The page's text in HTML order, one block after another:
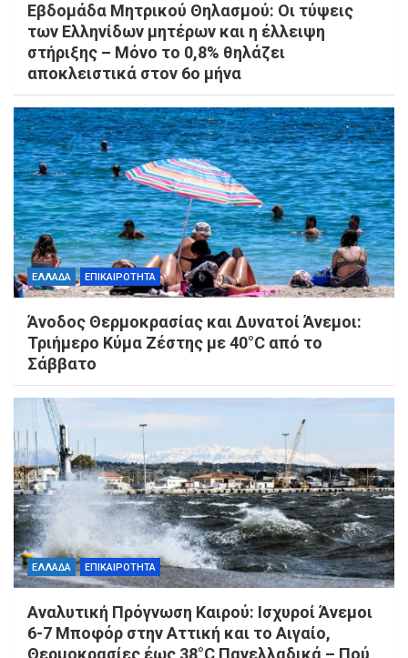
Εβδομάδα Μητρικού Θηλασμού: Οι τύψεις
των Ελληνίδων μητέρων και η έλλειψη
στήριξης – Μόνο το 0,8% θηλάζει
αποκλειστικά στον 6ο μήνα
ΕΛΛΑΔΑ ΕΠΙΚΑΙΡΟΤΗΤΑ
Άνοδος Θερμοκρασίας και Δυνατοί Άνεμοι:
Τριήμερο Κύμα Ζέστης με 40°C από το
Σάββατο
ΕΛΛΑΔΑ ΕΠΙΚΑΙΡΟΤΗΤΑ
Αναλυτική Πρόγνωση Καιρού: Ισχυροί Άνεμοι
6-7 Μποφόρ στην Αττική και το Αιγαίο,
Θερμοκρασίες έως 38°C Πανελλαδικά – Πού